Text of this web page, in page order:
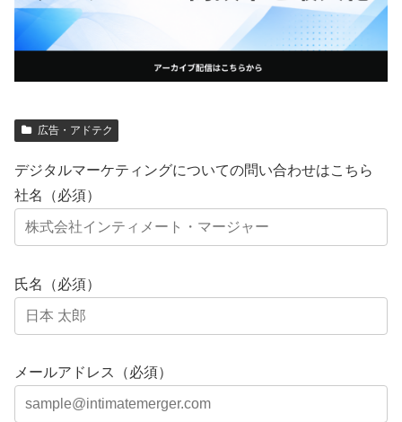
広告・アドテク
デジタルマーケティングについての問い合わせはこちら
社名（必須）
氏名（必須）
メールアドレス（必須）